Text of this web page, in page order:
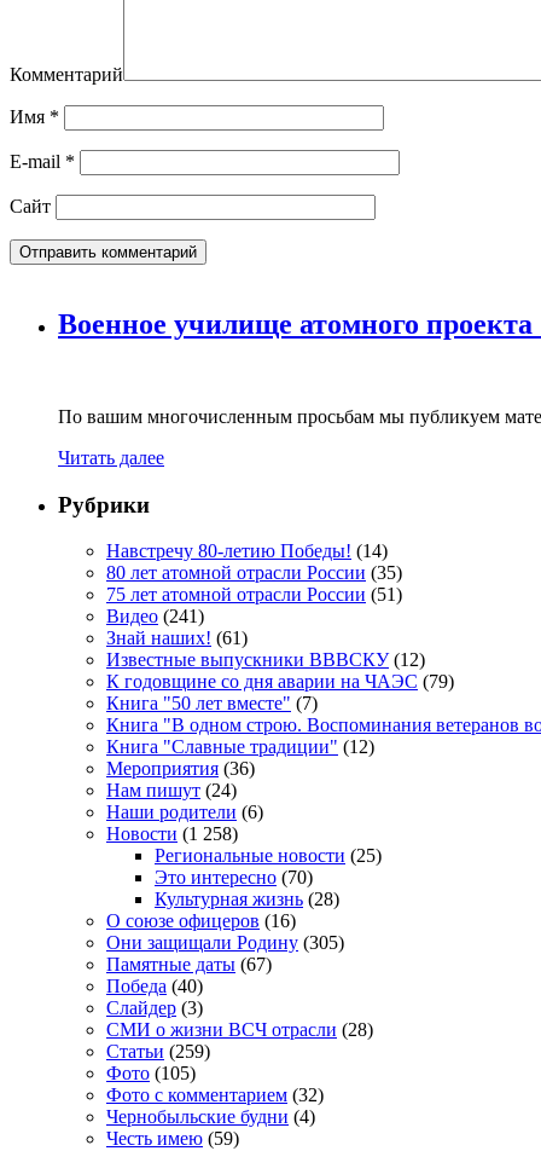
Комментарий
Имя *
E-mail *
Сайт
Военное училище атомного
По вашим многочисленным просьбам мы публикуем
Читать далее
Рубрики
Навстречу 80-летию Победы! (14)
80 лет атомной отрасли России (35)
75 лет атомной отрасли России (51)
Видео (241)
Знай наших! (61)
Известные выпускники ВВВСКУ(12)
К годовщине со дня аварии на ЧАЭС (79)
Книга "50 лет вместе" (7)
Книга "В одном строю. Воспоминания ветеранов
Книга "Славные традиции" (12)
Мероприятия (36)
Нам пишут (24)
Наши родители (6)
Новости (1 258)
Региональные новости (25)
Это интересно (70)
Культурная жизнь (28)
О союзе офицеров (16)
Они защищали Родину (305)
Памятные даты (67)
Победа (40)
Слайдер (3)
СМИ о жизни ВСЧ отрасли (28)
Статьи (259)
Фото (105)
Фото с комментарием (32)
Чернобыльские будни (4)
Честь имею (59)